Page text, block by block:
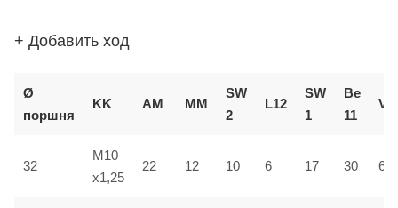
+ Добавить ход
Ø
поршня
KK AM ММ
SW
2
L12
SW
1
Вe
11
VD
32
M10
x1,25
22 12 10 6 17 30 6